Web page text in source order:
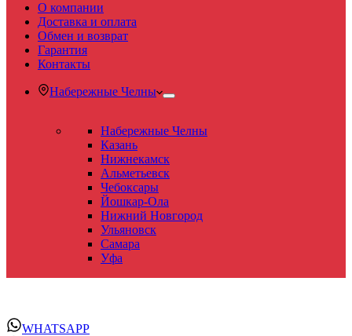
О компании
Доставка и оплата
Обмен и возврат
Гарантия
Контакты
Набережные Челны
Набережные Челны
Казань
Нижнекамск
Альметьевск
Чебоксары
Йошкар-Ола
Нижний Новгород
Ульяновск
Самара
Уфа
WHATSAPP